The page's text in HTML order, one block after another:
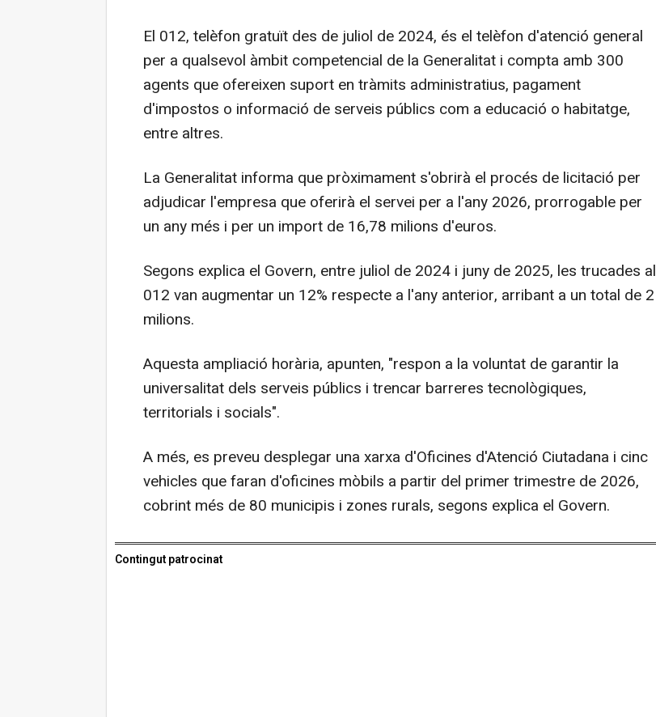
El 012, telèfon gratuït des de juliol de 2024, és el telèfon d'atenció general
per a qualsevol àmbit competencial de la Generalitat i compta amb 300
agents que ofereixen suport en tràmits administratius, pagament
d'impostos o informació de serveis públics com a educació o habitatge,
entre altres.
La Generalitat informa que pròximament s'obrirà el procés de licitació per
adjudicar l'empresa que oferirà el servei per a l'any 2026, prorrogable per
un any més i per un import de 16,78 milions d'euros.
Segons explica el Govern, entre juliol de 2024 i juny de 2025, les trucades al
012 van augmentar un 12% respecte a l'any anterior, arribant a un total de 2
milions.
Aquesta ampliació horària, apunten, "respon a la voluntat de garantir la
universalitat dels serveis públics i trencar barreres tecnològiques,
territorials i socials".
A més, es preveu desplegar una xarxa d'Oficines d'Atenció Ciutadana i cinc
vehicles que faran d'oficines mòbils a partir del primer trimestre de 2026,
cobrint més de 80 municipis i zones rurals, segons explica el Govern.
Contingut patrocinat